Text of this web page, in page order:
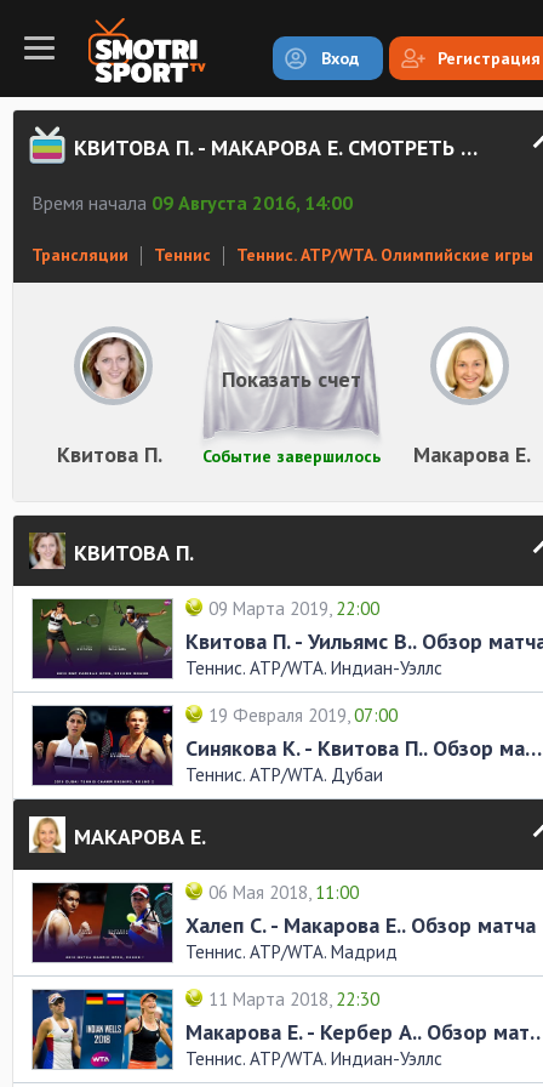
Вход Регистрация
КВИТОВА П. - МАКАРОВА Е. СМОТРЕТЬ ОНЛАЙН
Время начала 09 Августа 2016, 14:00
Трансляции Теннис Теннис. ATP/WTA. Олимпийские игры
Квитова П. Макарова Е.
Событие завершилось
Показать счет
КВИТОВА П.
09 Марта 2019, 22:00
Квитова П. - Уильямс В.. Обзор
Теннис. ATP/WTA. Индиан-Уэллс
19 Февраля 2019,07:00
Синякова К. - Квитова П.. Обзор матча
Теннис. ATP/WTA. Дубаи
МАКАРОВА Е.
06 Мая 2018, 11:00
Халеп С. - Макарова Е.. Обзор матча
Теннис. ATP/WTA. Мадрид
11 Марта 2018, 22:30
Макарова Е. -
Теннис. ATP/WTA. Индиан-Уэллс